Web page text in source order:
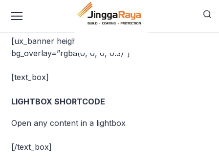
Lightbox
[ux_banner height=”444px” bg=”11″
bg_overlay=”rgba(0, 0, 0, 0.3)”]
[text_box]
LIGHTBOX SHORTCODE
Open any content in a lightbox
[/text_box]